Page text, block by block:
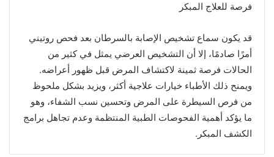
فرصة للعلاج المبكر
قد يكون سماع تشخيص الإصابة بالسرطان بعد فحص روتيني
أمرًا صادمًا، إلا أن التشخيص العرضي يمثل في كثير من
الحالات فرصة ثمينة لاكتشاف المرض قبل ظهور أعراضه.
ويمنح ذلك الأطباء خيارات علاجية أكثر، ويزيد بشكل ملحوظ
من فرص السيطرة على المرض وتحسين نسب الشفاء، وهو
ما يؤكد أهمية الفحوصات الطبية المنتظمة وعدم تجاهل برامج
الكشف المبكر.